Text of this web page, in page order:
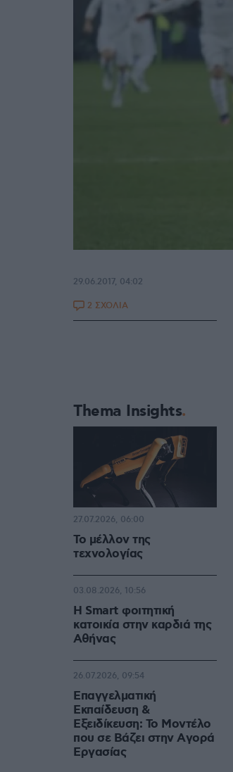
29.06.2017, 04:02
2 ΣΧΟΛΙΑ
Thema Insights
Το μέλλον της
τεχνολογίας
27.07.2026, 06:00
Η Smart φοιτητική
κατοικία στην καρδιά της
Αθήνας
03.08.2026, 10:56
Επαγγελματική
Εκπαίδευση &
Εξειδίκευση: Το Mοντέλο
που σε Bάζει στην Aγορά
Eργασίας
26.07.2026, 09:54